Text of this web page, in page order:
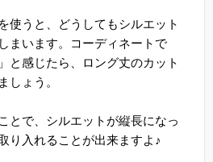
使うと、どうしてもシルエット
まいます。コーディネートで
と感じたら、ロング丈のカット
しょう。
とで、シルエットが縦長になっ
り入れることが出来ますよ♪